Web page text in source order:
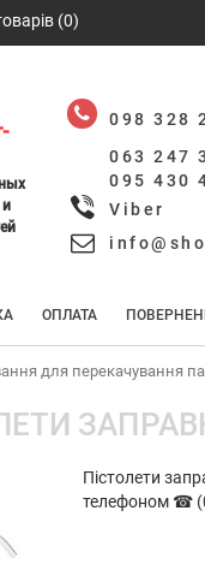
(0)
и
098 328
063 247
095 430
Viber
ОПЛАТА
для перекачування
Пістолети
телефоном ☎